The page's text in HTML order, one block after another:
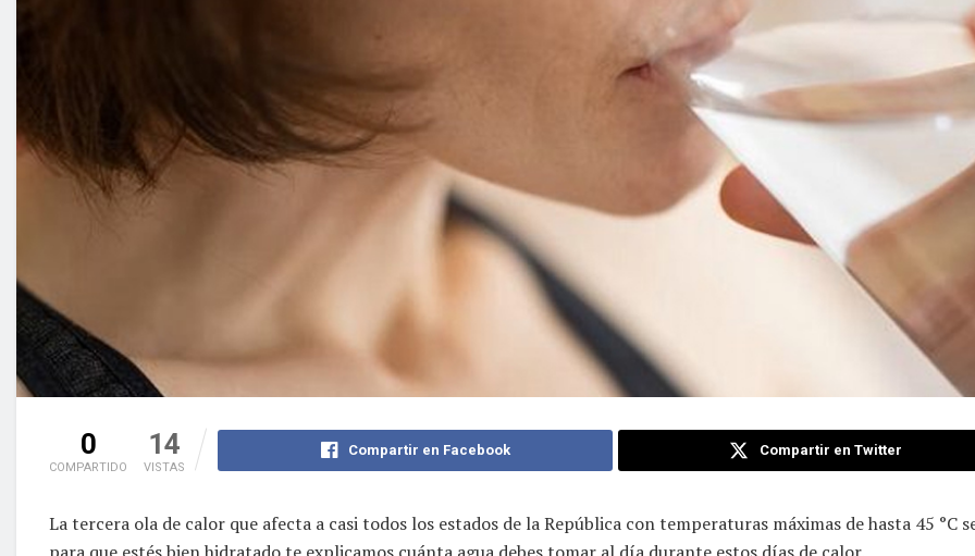
0
COMPARTIDO
14
VISTAS
Compartir en Facebook Compartir en Twitter
La tercera ola de calor que afecta a casi todos los estados de la República con temperaturas máximas de hasta 45